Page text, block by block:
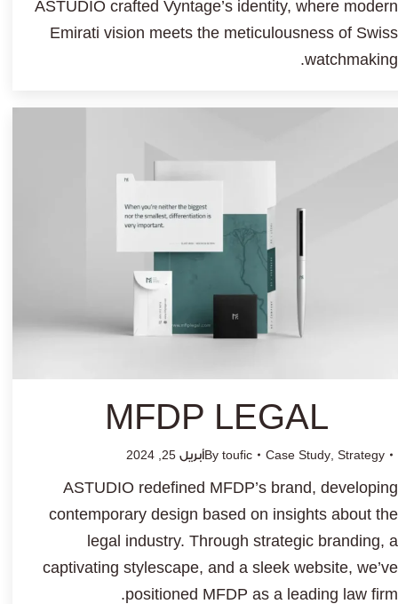
ASTUDIO crafted Vyntage’s identity, where modern
Emirati vision meets the meticulousness of Swiss
watchmaking.
MFDP LEGAL
Case Study Strategy
By toufic أبريل 25, 2024
ASTUDIO redefined MFDP’s brand, developing
contemporary design based on insights about the
legal industry. Through strategic branding, a
captivating stylescape, and a sleek website, we’ve
positioned MFDP as a leading law firm.